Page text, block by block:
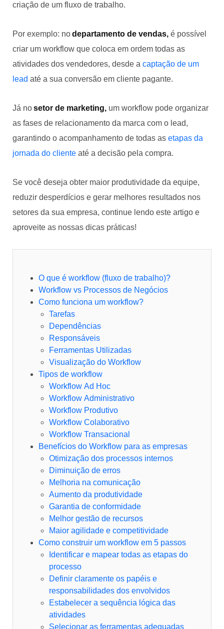
criação de um fluxo de trabalho.
Por exemplo: nodepartamento de vendas, é possível
criar um workflow que coloca em ordem todas as
atividades dos vendedores, desde a captação de um
lead até a sua conversão em cliente pagante.
Já nosetor de marketing, um workflow pode organizar
as fases de relacionamento da marca com o lead,
garantindo o acompanhamento de todas as etapas da
jornada do cliente até a decisão pela compra.
Se você deseja obter maior produtividade da equipe,
reduzir desperdícios e gerar melhores resultados nos
setores da sua empresa, continue lendo este artigo e
aproveite as nossas dicas práticas!
O que é workflow (fluxo de trabalho)?
Workflow vs Processos de Negócios
Como funciona um workflow?
Tarefas
Dependências
Responsáveis
Ferramentas Utilizadas
Visualização do Workflow
Tipos de workflow
Workflow Ad Hoc
Workflow Administrativo
Workflow Produtivo
Workflow Colaborativo
Workflow Transacional
Benefícios do Workflow para as empresas
Otimização dos processos internos
Diminuição de erros
Melhoria na comunicação
Aumento da produtividade
Garantia de conformidade
Melhor gestão de recursos
Maior agilidade e competitividade
Como construir um workflow em 5 passos
Identificar e mapear todas as etapas do
processo
Definir claramente os papéis e
responsabilidades dos envolvidos
Estabelecer a sequência lógica das
atividades
Selecionar as ferramentas adequadas